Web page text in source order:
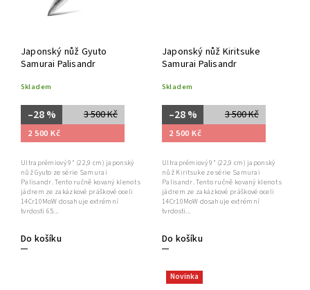
Japonský nůž Gyuto
Samurai Palisandr
Skladem
3 500 Kč
–28 %
2 500 Kč
Do košíku
Ultraprémiový 9" (22,9 cm) japonský
nůž Gyuto ze série Samurai
Palisandr. Tento ručně kovaný klenot s
jádrem ze zakázkové práškové oceli
14Cr10MoW dosahuje extrémní
tvrdosti 65...
Japonský nůž Kiritsuke
Samurai Palisandr
Skladem
3 500 Kč
–28 %
2 500 Kč
Do košíku
Ultraprémiový 9" (22,9 cm) japonský
nůž Kiritsuke ze série Samurai
Palisandr. Tento ručně kovaný klenot s
jádrem ze zakázkové práškové oceli
14Cr10MoW dosahuje extrémní
tvrdosti...
Novinka